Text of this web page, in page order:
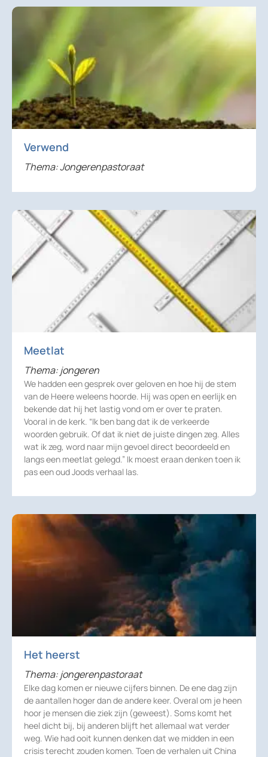
Verwend
Thema: Jongerenpastoraat
Meetlat
Thema: jongeren
We hadden een gesprek over geloven en hoe hij de stem
van de Heere weleens hoorde. Hij was open en eerlijk en
bekende dat hij het lastig vond om er over te praten.
Vooral in de kerk. “Ik ben bang dat ik de verkeerde
woorden gebruik. Of dat ik niet de juiste dingen zeg. Alles
wat ik zeg, word naar mijn gevoel direct beoordeeld en
langs een meetlat gelegd.” Ik moest eraan denken toen ik
pas een oud Joods verhaal las.
Het heerst
Thema: jongerenpastoraat
Elke dag komen er nieuwe cijfers binnen. De ene dag zijn
de aantallen hoger dan de andere keer. Overal om je heen
hoor je mensen die ziek zijn (geweest). Soms komt het
heel dicht bij, bij anderen blijft het allemaal wat verder
weg. Wie had ooit kunnen denken dat we midden in een
crisis terecht zouden komen. Toen de verhalen uit China